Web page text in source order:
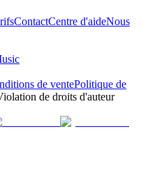
ContactCentre d'aideNous
de ventePolitique de
de droits d'auteur